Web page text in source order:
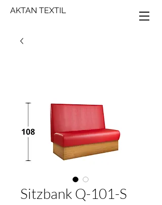
AKTAN TEXTIL
Sitzbank Q-101-S